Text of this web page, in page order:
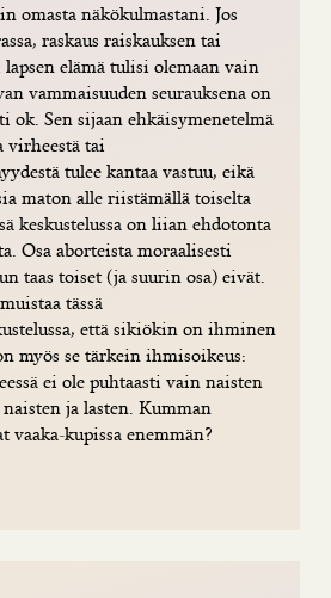
omasta näkökulmastani. Jos
raskaus raiskauksen tai
elämä tulisi olemaan vain
vammaisuuden seurauksena on
ok. Sen sijaan ehkäisymenetelmä
virheestä tai
tulee kantaa vastuu, eikä
maton alle riistämällä toiselta
keskustelussa on liian ehdotonta
Osa aborteista moraalisesti
taas toiset (ja suurin osa) eivät.
tässä
että sikiökin on ihminen
myös se tärkein ihmisoikeus:
ei ole puhtaasti vain naisten
ja lasten. Kumman
vaaka-kupissa enemmän?